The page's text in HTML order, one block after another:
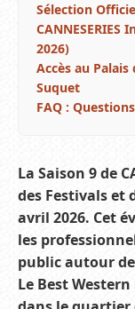
Sélection
CANNESERIES
2026)
Accès au
Suquet
FAQ :
La Saison 9 de
des Festivals et
avril 2026. Cet
les
public autour
Le Best